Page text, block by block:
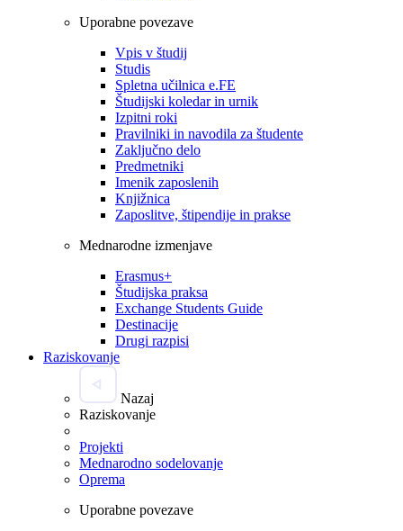
Uporabne povezave
Vpis v študij
Studis
Spletna učilnica e.FE
Študijski koledar in urnik
Izpitni roki
Pravilniki in navodila za študente
Zaključno delo
Predmetniki
Imenik zaposlenih
Knjižnica
Zaposlitve, štipendije in prakse
Mednarodne izmenjave
Erasmus+
Študijska praksa
Exchange Students Guide
Destinacije
Drugi razpisi
Raziskovanje
Nazaj
Raziskovanje
Projekti
Mednarodno sodelovanje
Oprema
Uporabne povezave